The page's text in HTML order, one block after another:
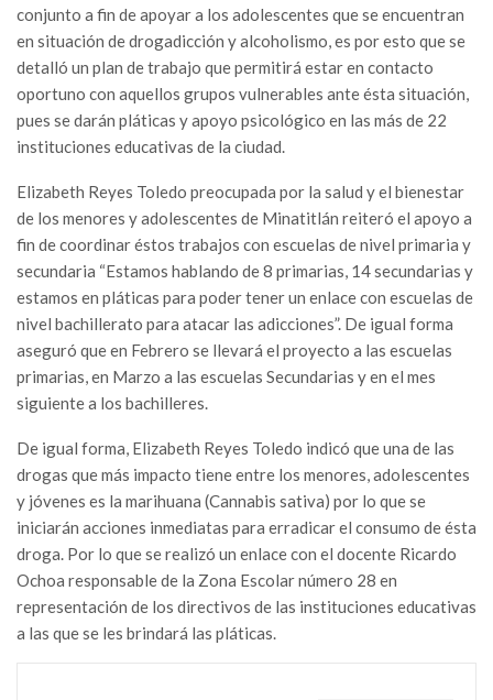
conjunto a fin de apoyar a los adolescentes que se encuentran
en situación de drogadicción y alcoholismo, es por esto que se
detalló un plan de trabajo que permitirá estar en contacto
oportuno con aquellos grupos vulnerables ante ésta situación,
pues se darán pláticas y apoyo psicológico en las más de 22
instituciones educativas de la ciudad.
Elizabeth Reyes Toledo preocupada por la salud y el bienestar
de los menores y adolescentes de Minatitlán reiteró el apoyo a
fin de coordinar éstos trabajos con escuelas de nivel primaria y
secundaria “Estamos hablando de 8 primarias, 14 secundarias y
estamos en pláticas para poder tener un enlace con escuelas de
nivel bachillerato para atacar las adicciones”. De igual forma
aseguró que en Febrero se llevará el proyecto a las escuelas
primarias, en Marzo a las escuelas Secundarias y en el mes
siguiente a los bachilleres.
De igual forma, Elizabeth Reyes Toledo indicó que una de las
drogas que más impacto tiene entre los menores, adolescentes
y jóvenes es la marihuana (Cannabis sativa) por lo que se
iniciarán acciones inmediatas para erradicar el consumo de ésta
droga. Por lo que se realizó un enlace con el docente Ricardo
Ochoa responsable de la Zona Escolar número 28 en
representación de los directivos de las instituciones educativas
a las que se les brindará las pláticas.